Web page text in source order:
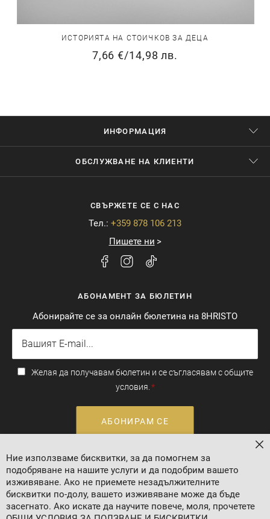
ИСТОРИЯТА НА СТОИЧКОВ ЗА ДЕЦА
7,66 €/14,98 лв.
ИНФОРМАЦИЯ
ОБСЛУЖВАНЕ НА КЛИЕНТИ
СВЪРЖЕТЕ СЕ С НАС
Тел.: +359 878 106 213
Пишете ни
АБОНАМЕНТ ЗА БЮЛЕТИН
Абонирайте се за онлайн бюлетина на 8HRISTO
Желая да получавам бюлетин и се съгласявам с общите
условия.
АБОНИРАМ СЕ
Валутен курс: 1 EUR = 1.95583 BGN
Ние използваме бисквитки, за да помогнем за
подобряване на нашите услуги и да подобрим вашето
изживяване. Ако не приемете незадължителните
бисквитки по-долу, вашето изживяване може да бъде
засегнато. Ако искате да научите повече, моля, прочетете